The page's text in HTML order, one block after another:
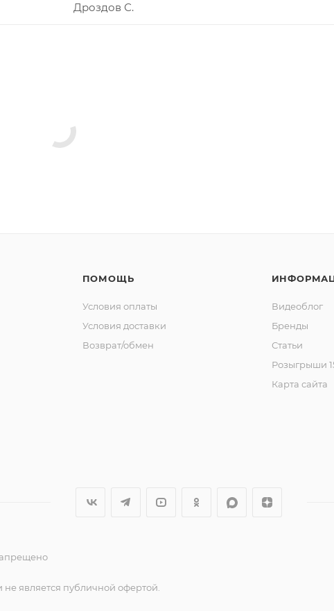
Дроздов С.
ПОМОЩЬ
Условия оплаты
Условия доставки
Возврат/обмен
Видеоблог
Бренды
Статьи
Розыгрыши
Карта сайта
является публичной офертой.